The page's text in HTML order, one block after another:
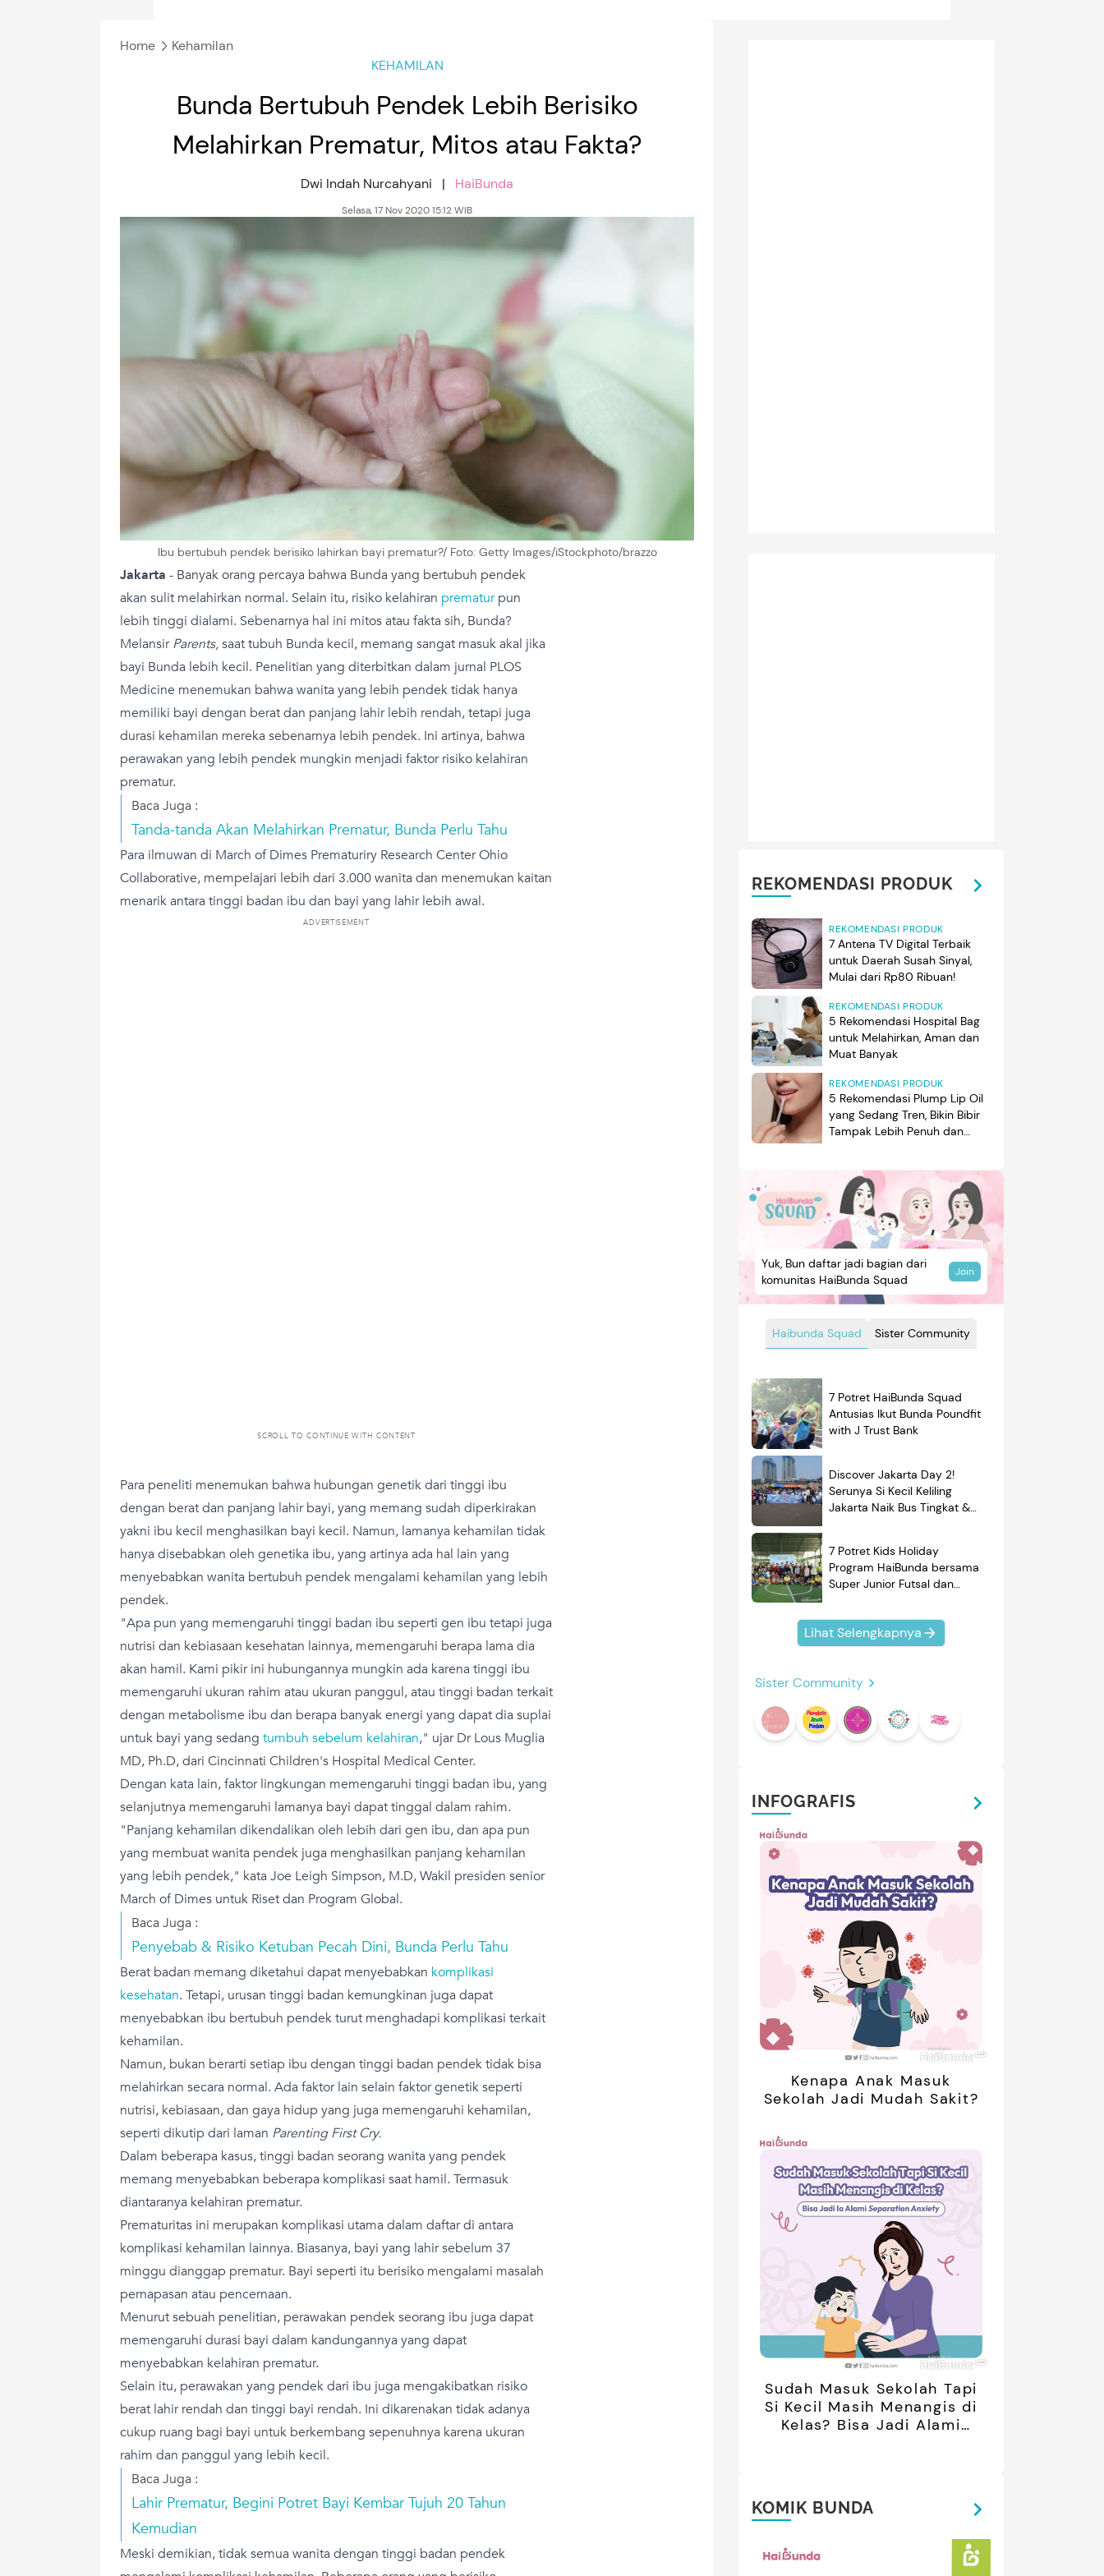
Home
Kehamilan
KEHAMILAN
Bunda Bertubuh Pendek Lebih Berisiko
Melahirkan Prematur, Mitos atau Fakta?
Dwi Indah Nurcahyani | HaiBunda
Selasa, 17 Nov 2020 15:12 WIB
Ibu bertubuh pendek berisiko lahirkan bayi prematur?/ Foto: Getty Images/iStockphoto/brazzo
Jakarta - Banyak orang percaya bahwa Bunda yang bertubuh pendek
akan sulit melahirkan normal. Selain itu, risiko kelahiran prematurpun
lebih tinggi dialami. Sebenarnya hal ini mitos atau fakta sih, Bunda?
MelansirParents,saat tubuh Bunda kecil, memang sangat masuk akal jika
bayi Bunda lebih kecil. Penelitian yang diterbitkan dalam jurnal PLOS
Medicine menemukan bahwa wanita yang lebih pendek tidak hanya
memiliki bayi dengan berat dan panjang lahir lebih rendah, tetapi juga
durasi kehamilan mereka sebenarnya lebih pendek. Ini artinya, bahwa
perawakan yang lebih pendek mungkin menjadi faktor risiko kelahiran
prematur.
Baca Juga :
Tanda-tanda Akan Melahirkan Prematur, Bunda Perlu Tahu
Para ilmuwan di March of Dimes Prematuriry Research Center Ohio
Collaborative, mempelajari lebih dari 3.000 wanita dan menemukan kaitan
menarik antara tinggi badan ibu dan bayi yang lahir lebih awal.
ADVERTISEMENT
SCROLL TO CONTINUE WITH CONTENT
Para peneliti menemukan bahwa hubungan genetik dari tinggi ibu
dengan berat dan panjang lahir bayi, yang memang sudah diperkirakan
yakni ibu kecil menghasilkan bayi kecil. Namun, lamanya kehamilan tidak
hanya disebabkan oleh genetika ibu, yang artinya ada hal lain yang
menyebabkan wanita bertubuh pendek mengalami kehamilan yang lebih
pendek.
"Apa pun yang memengaruhi tinggi badan ibu seperti gen ibu tetapi juga
nutrisi dan kebiasaan kesehatan lainnya, memengaruhi berapa lama dia
akan hamil. Kami pikir ini hubungannya mungkin ada karena tinggi ibu
memengaruhi ukuran rahim atau ukuran panggul, atau tinggi badan terkait
dengan metabolisme ibu dan berapa banyak energi yang dapat dia suplai
untuk bayi yang sedang tumbuh sebelum kelahiran," ujar Dr Lous Muglia
MD, Ph.D, dari Cincinnati Children's Hospital Medical Center.
Dengan kata lain, faktor lingkungan memengaruhi tinggi badan ibu, yang
selanjutnya memengaruhi lamanya bayi dapat tinggal dalam rahim.
"Panjang kehamilan dikendalikan oleh lebih dari gen ibu, dan apa pun
yang membuat wanita pendek juga menghasilkan panjang kehamilan
yang lebih pendek," kata Joe Leigh Simpson, M.D, Wakil presiden senior
March of Dimes untuk Riset dan Program Global.
Baca Juga :
Penyebab & Risiko Ketuban Pecah Dini, Bunda Perlu Tahu
Berat badan memang diketahui dapat menyebabkan komplikasi
kesehatan. Tetapi, urusan tinggi badan kemungkinan juga dapat
menyebabkan ibu bertubuh pendek turut menghadapi komplikasi terkait
kehamilan.
Namun, bukan berarti setiap ibu dengan tinggi badan pendek tidak bisa
melahirkan secara normal. Ada faktor lain selain faktor genetik seperti
nutrisi, kebiasaan, dan gaya hidup yang juga memengaruhi kehamilan,
seperti dikutip dari laman Parenting First Cry.
Dalam beberapa kasus, tinggi badan seorang wanita yang pendek
memang menyebabkan beberapa komplikasi saat hamil. Termasuk
diantaranya kelahiran prematur.
Prematuritas ini merupakan komplikasi utama dalam daftar di antara
komplikasi kehamilan lainnya. Biasanya, bayi yang lahir sebelum 37
minggu dianggap prematur. Bayi seperti itu berisiko mengalami masalah
pernapasan atau pencernaan.
Menurut sebuah penelitian, perawakan pendek seorang ibu juga dapat
memengaruhi durasi bayi dalam kandungannya yang dapat
menyebabkan kelahiran prematur.
Selain itu, perawakan yang pendek dari ibu juga mengakibatkan risiko
berat lahir rendah dan tinggi bayi rendah. Ini dikarenakan tidak adanya
cukup ruang bagi bayi untuk berkembang sepenuhnya karena ukuran
rahim dan panggul yang lebih kecil.
Baca Juga :
Lahir Prematur, Begini Potret Bayi Kembar Tujuh 20 Tahun
Kemudian
Meski demikian, tidak semua wanita dengan tinggi badan pendek
REKOMENDASI PRODUK
REKOMENDASI PRODUK
7 Antena TV Digital Terbaik
untuk Daerah Susah Sinyal,
Mulai dari Rp80 Ribuan!
REKOMENDASI PRODUK
5 Rekomendasi Hospital Bag
untuk Melahirkan, Aman dan
Muat Banyak
REKOMENDASI PRODUK
5 Rekomendasi Plump Lip Oil
yang Sedang Tren, Bikin Bibir
Tampak Lebih Penuh dan
Haibunda Squad Sister Community
Yuk, Bun daftar jadi bagian dari
komunitas HaiBunda Squad
Join
7 Potret HaiBunda Squad
Antusias Ikut Bunda Poundfit
with J Trust Bank
Discover Jakarta Day 2!
Serunya Si Kecil Keliling
Jakarta Naik Bus Tingkat &
7 Potret Kids Holiday
Program HaiBunda bersama
Super Junior Futsal dan
Kompak Banget!
Lihat Selengkapnya
Sister Community
INFOGRAFIS
Kenapa Anak Masuk
Sekolah Jadi Mudah Sakit?
Sudah Masuk Sekolah Tapi
Si Kecil Masih Menangis di
Kelas? Bisa Jadi Alami
KOMIK BUNDA